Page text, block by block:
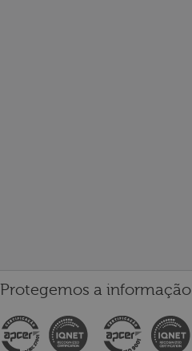
Protegemos a informação